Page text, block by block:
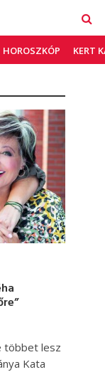
HOROSZKÓP KERT
többet lesz
Kata